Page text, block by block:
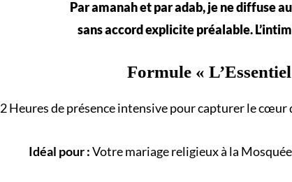
Par amanah et par adab, je ne diffuse
sans accord explicite préalable.
Formule «
2 Heures de présence intensive pour capturer le
Idéal pour :Votremariage religieuxà la Mosquée